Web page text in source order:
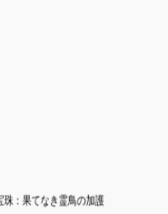
珠：果てなき霊鳥の加護